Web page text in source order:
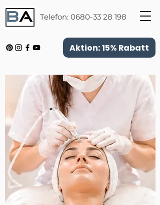
Telefon: 0680-33 28 198
Aktion: 15% Rabatt